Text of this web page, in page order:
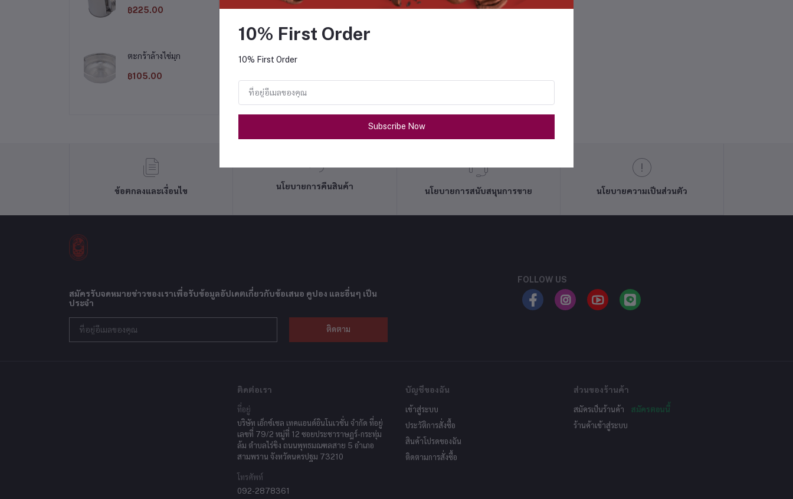
฿225.00
ตะกร้าล้างไข่มุก
฿105.00
ข้อตกลงและเงื่อนไข
นโยบายการคืนสินค้า
นโยบายการสนับสนุนการขาย นโยบายความเป็นส่วนตัว
สมัครรับจดหมายข่าวของเราเพื่อรับข้อมูลอัปเดตเกี่ยวกับข้อเสนอ คูปอง และอื่นๆ เป็น
ประจำ
ติดตาม
FOLLOW US
ติดต่อเรา
ที่อยู่
บริษัท เอ็กซ์เซล เทคแอนด์อินโนเวชั่น จำกัด ที่อยู่
เลขที่ 79/2 หมู่ที่ 12 ซอยประชาราษฎร์-กระทุ่ม
ล้ม ตำบลไร่ขิง ถนนพุทธมณฑลสาย 5 อำเภอ
สามพราน จังหวัดนครปฐม 73210
โทรศัพท์
092-2878361
บัญชีของฉัน
เข้าสู่ระบบ
ประวัติการสั่งซื้อ
สินค้าโปรดของฉัน
ติดตามการสั่งซื้อ
ส่วนของร้านค้า
สมัครเป็นร้านค้า
สมัครตอนนี้
ร้านค้าเข้าสู่ระบบ
10% First Order
10% First Order
Subscribe Now